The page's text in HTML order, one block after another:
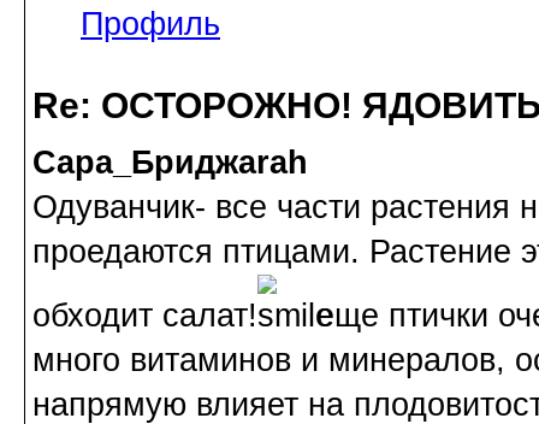
Профиль
Re: ОСТОРОЖНО!
Сара_Бриджarah
Одуванчик- все части растения
проедаются птицами. Растение
обходит салат!
еще птички
много витаминов и минералов,
напрямую влияет на